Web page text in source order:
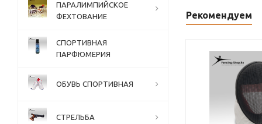
Рекомендуем
ПАРАЛИМПИЙСКОЕ
ФЕХТОВАНИЕ
СПОРТИВНАЯ
ПАРФЮМЕРИЯ
ОБУВЬ СПОРТИВНАЯ
СТРЕЛЬБА